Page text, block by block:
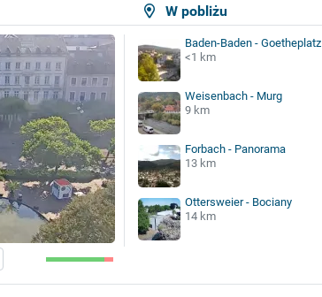
W pobliżu
Baden-Baden - Goetheplatz
<1 km
Weisenbach - Murg
9 km
Forbach - Panorama
13 km
Ottersweier - Bociany
14 km